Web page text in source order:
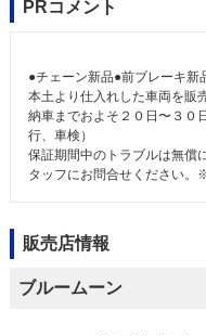
PRコメント
●チェーン新品●前ブレーキ新
本土より仕入れした車両を販
納車までおよそ２０日〜３０
行、車検）
保証期間中のトラブルは無償
タッフにお問合せください。
販売店情報
ブルームーン